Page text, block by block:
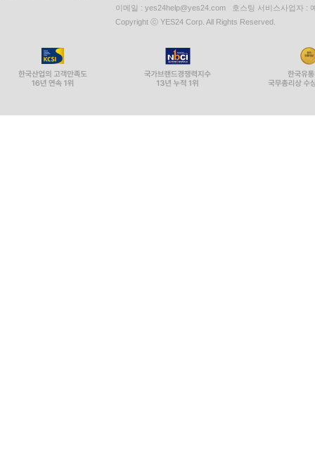
이메일 : yes24help@yes24.com 호스팅 서비스사업자 :
Copyright ⓒ YES24 Corp. All Rights Reserved.